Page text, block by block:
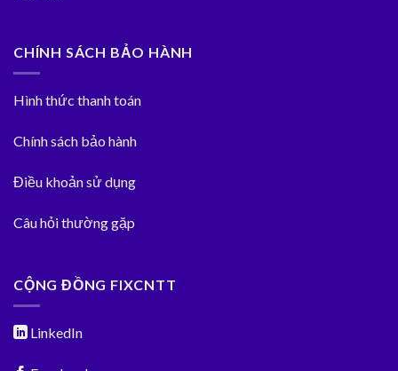
CHÍNH SÁCH BẢO HÀNH
Hình thức thanh toán
Chính sách bảo hành
Điều khoản sử dụng
Câu hỏi thường gặp
CỘNG ĐỒNG FIXCNTT
LinkedIn